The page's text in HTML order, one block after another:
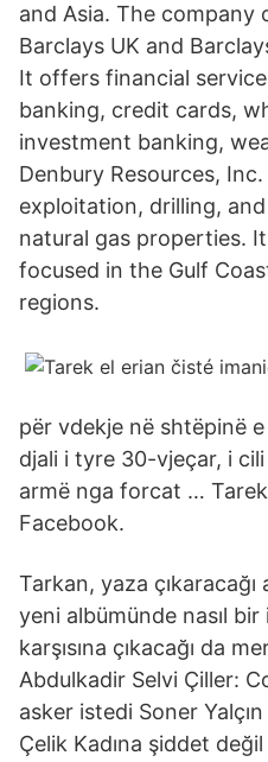
and Asia. The company
Barclays UK and
It offers financial
banking, credit cards,
investment banking,
Denbury Resources,
exploitation, drilling,
natural gas properties.
focused in the Gulf
regions.
për vdekje në shtëpinë
djali i tyre 30-vjeçar, i
armë nga forcat …
Facebook.
Tarkan, yaza
yeni albümünde nasıl bir
karşısına çıkacağı da
Abdulkadir Selvi Çiller:
asker istedi Soner
Çelik Kadına şiddet değil